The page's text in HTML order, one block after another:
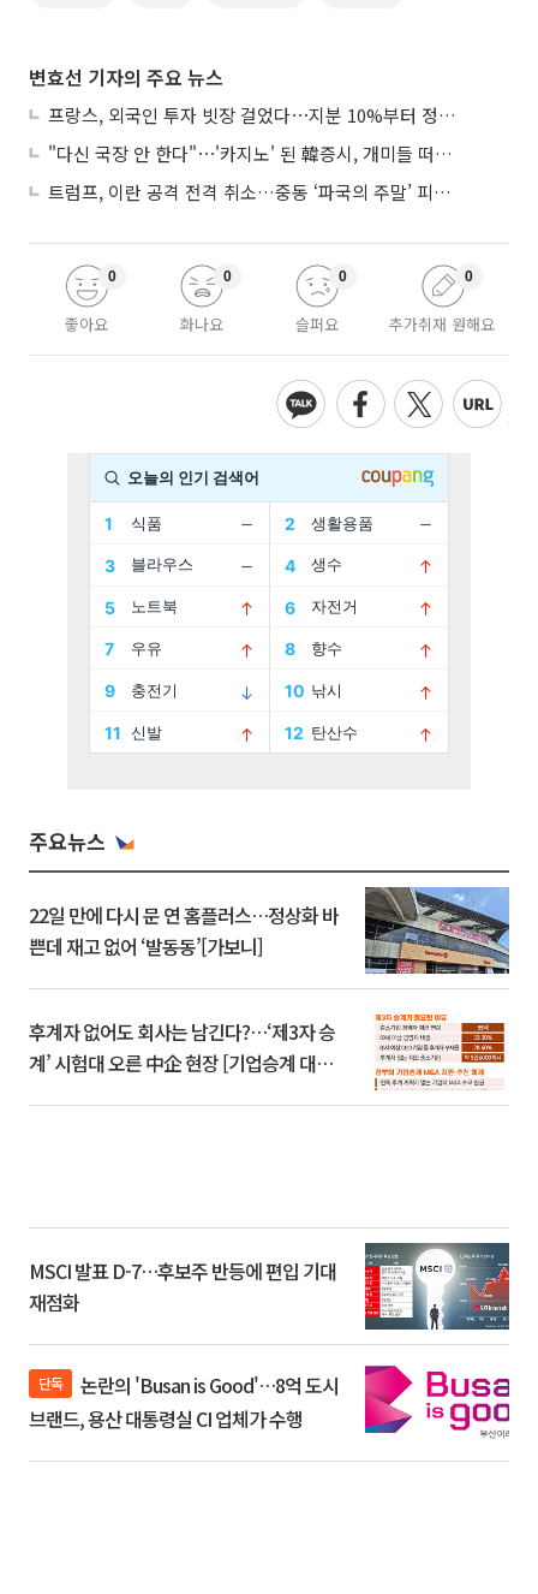
변효선 기자의 주요 뉴스
프랑스, 외국인 투자 빗장 걸었다⋯지분 10%부터 정부가 승인
"다신 국장 안 한다"⋯'카지노' 된 韓증시, 개미들 떠난다
트럼프, 이란 공격 전격 취소…중동 ‘파국의 주말’ 피했다
좋아요
0
화나요
0
슬퍼요
0
추가취재 원해요
0
주요뉴스
22일 만에 다시 문 연 홈플러스…정상화 바
쁜데 재고 없어 ‘발동동’[가보니]
후계자 없어도 회사는 남긴다?…‘제3자 승
계’ 시험대 오른 中企 현장 [기업승계 대전
MSCI 발표 D-7…후보주 반등에 편입 기대
재점화
단독
브랜드, 용산 대통령실 CI 업체가 수행